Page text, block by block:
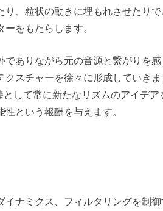
、粒状の動きに埋もれさせたり
をもたらします。
ありながら元の音源と繋がりを
スチャーを徐々に形成していき
して常に新たなリズムのアイデア
という報酬を与えます。
イナミクス、フィルタリングを制